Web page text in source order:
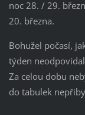
noc 28. / 29.
20. března.
Bohužel počasí,
týden
Za celou dobu
do tabulek